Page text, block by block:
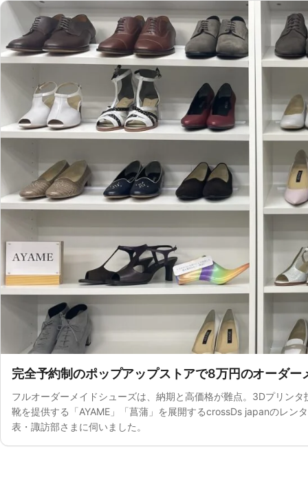
完全予約制のポップアップストアで8万円のオーダ
フルオーダーメイドシューズは、納期と高価格が難点。3Dプリン
靴を提供する「AYAME」「菖蒲」を展開するcrossDs japanのレン
表・諏訪部さまに伺いました。